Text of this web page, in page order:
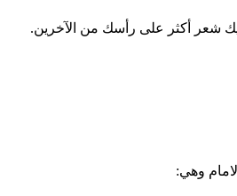
شعر أكثر على رأسك من الآخرين.
وهي: